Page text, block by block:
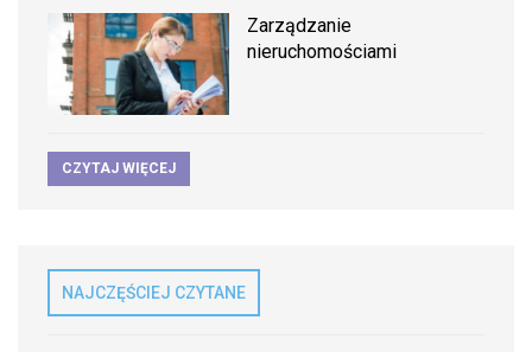
Zarządzanie
nieruchomościami
CZYTAJ WIĘCEJ
NAJCZĘŚCIEJ CZYTANE